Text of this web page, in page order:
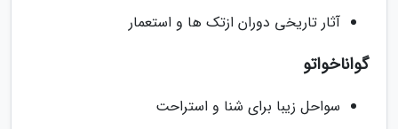
آثار تاریخی دوران ازتک ها و استعمار
گواناخواتو
سواحل زیبا برای شنا و استراحت